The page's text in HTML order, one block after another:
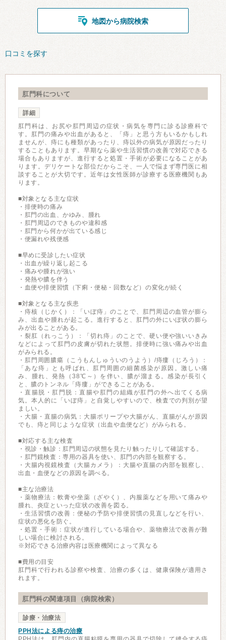
地図から病院検索
口コミを探す
肛門科について
詳細
肛門科は、お尻や肛門周辺の症状・病気を専門に診る診療科で
す。肛門の痛みや出血があると、「痔」と思う方もいるかもしれ
ませんが、痔にも種類があったり、痔以外の病気が原因だったり
することもあります。早期なら薬や生活習慣の改善で対応できる
場合もありますが、進行すると処置・手術が必要になることがあ
ります。デリケートな部位だからこそ、一人で悩まず専門医に相
談することが大切です。近年は女性医師が診療する医療機関もあ
ります。
■対象となる主な症状
・排便時の痛み
・肛門の出血、かゆみ、腫れ
・肛門周辺のできものや違和感
・肛門から何かが出ている感じ
・便漏れや残便感
■早めに受診したい症状
・出血が繰り返し起こる
・痛みや腫れが強い
・発熱や膿を伴う
・血便や排便習慣（下痢・便秘・回数など）の変化が続く
■対象となる主な疾患
・痔核（じかく）：「いぼ痔」のことで、肛門周辺の血管が膨ら
み、出血や腫れが起こる。進行すると、肛門の外にいぼ状の膨ら
みが出ることがある。
・裂肛（れっこう）：「切れ痔」のことで、硬い便や強いいきみ
などによって肛門の皮膚が切れた状態。排便時に強い痛みや出血
がみられる。
・肛門周囲膿瘍（こうもんしゅういのうよう）/痔瘻（じろう）：
「あな痔」とも呼ばれ、肛門周囲の細菌感染が原因。激しい痛
み、腫れ、発熱（38℃～）を伴い、膿が溜まる。感染が長引く
と、膿のトンネル「痔瘻」ができることがある。
・直腸脱・肛門脱：直腸や肛門の組織が肛門の外へ出てくる病
気。本人的に「いぼ痔」と自覚しやすいので、検査での判別が望
ましい。
・大腸・直腸の病気：大腸ポリープや大腸がん、直腸がんが原因
でも、痔と同じような症状（出血や血便など）がみられる。
■対応する主な検査
・視診・触診：肛門周辺の状態を見たり触ったりして確認する。
・肛門鏡検査：専用の器具を使い、肛門の内部を観察する。
・大腸内視鏡検査（大腸カメラ）：大腸や直腸の内部を観察し、
出血・血便などの原因を調べる。
■主な治療法
・薬物療法：軟膏や坐薬（ざやく）、内服薬などを用いて痛みや
腫れ、炎症といった症状の改善を図る。
・生活習慣の改善：便秘の予防や排便習慣の見直しなどを行い、
症状の悪化を防ぐ。
・処置・手術：症状が進行している場合や、薬物療法で改善が難
しい場合に検討される。
※対応できる治療内容は医療機関によって異なる
■費用の目安
肛門科で行われる診察や検査、治療の多くは、健康保険が適用さ
れます。
肛門科の関連項目（病院検索）
診療・治療法
PPH法による痔の治療